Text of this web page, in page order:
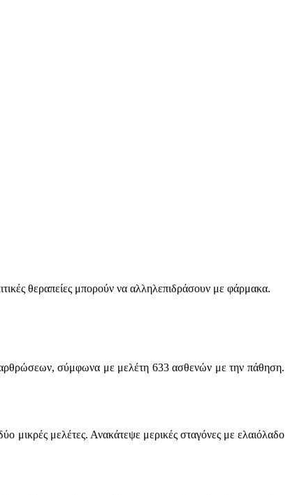
θεραπείες μπορούν να αλληλεπιδράσουν με φάρμακα.
αρθρώσεων, σύμφωνα με μελέτη 633 ασθενών με την πάθηση.
μικρές μελέτες. Ανακάτεψε μερικές σταγόνες με ελαιόλαδο